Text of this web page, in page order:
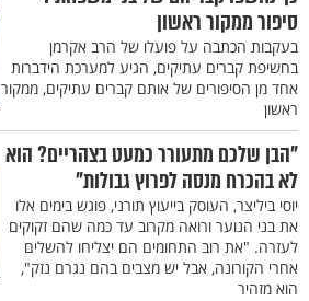
סיפור ממקור ראשון
בעקבות הכתבה על פועלו של הרב אקרמן
בחשיפת קברים עתיקים, הגיע למערכת הידברות
אחד מן הסיפורים של אותם קברים עתיקים, ממקור
ראשון
"הבן שלכם מתעורר כמעט בצהריים? הוא
לא בהכרח מנסה לפרוץ גבולות"
יוסי ביליצר, העוסק בייעוץ תורני, פוגש בימים אלו
את בני הנוער ורואה מקרוב עד כמה שהם זקוקים
לעזרה. "את רוב התחומים הם יצליחו להשלים
אחרי הקורונה, אבל יש מצבים בהם נגרם נזק",
הוא מזהיר